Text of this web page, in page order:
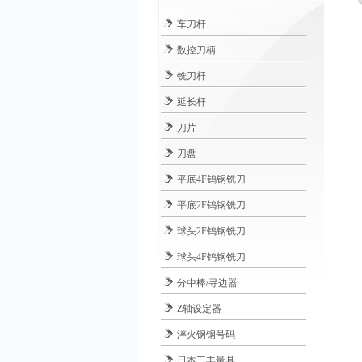
车刀杆
数控刀柄
铣刀杆
延长杆
刀片
刀盘
平底4F钨钢铣刀
平底2F钨钢铣刀
球头2F钨钢铣刀
球头4F钨钢铣刀
分中棒/寻边器
Z轴设定器
淬火钢钢号码